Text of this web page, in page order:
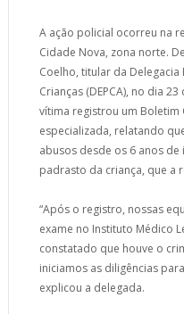
A ação policial ocorreu na
Cidade Nova, zona norte.
Coelho, titular da Delegacia
Crianças (DEPCA), no dia
vítima registrou um Boletim
especializada, relatando
abusos desde os 6 anos
padrasto da criança, que a
“Após o registro, nossas
exame no Instituto Médico
constatado que houve o
iniciamos as diligências
explicou a delegada.